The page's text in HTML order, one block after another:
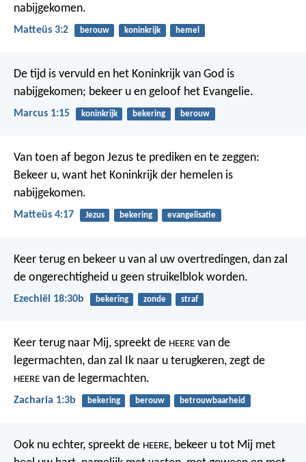
nabijgekomen.
Matteüs 3:2 berouw koninkrijk hemel
De tijd is vervuld en het Koninkrijk van God is
nabijgekomen; bekeer u en geloof het Evangelie.
Marcus 1:15 koninkrijk bekering berouw
Van toen af begon Jezus te prediken en te zeggen:
Bekeer u, want het Koninkrijk der hemelen is
nabijgekomen.
Matteüs 4:17 Jezus bekering evangelisatie
Keer terug en bekeer u van al uw overtredingen, dan zal
de ongerechtigheid u geen struikelblok worden.
Ezechiël 18:30b bekering zonde straf
Keer terug naar Mij, spreekt de HEERE van de
legermachten, dan zal Ik naar u terugkeren, zegt de
HEERE van de legermachten.
Zacharia 1:3b bekering berouw betrouwbaarheid
Ook nu echter, spreekt de HEERE, bekeer u tot Mij met